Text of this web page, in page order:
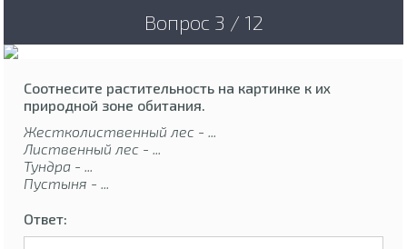
Вопрос 3 / 12
Соотнесите растительность на картинке к их
природной зоне обитания.
Жестколиственный лес - ...
Лиственный лес - ...
Тундра - ...
Пустыня - ...
Ответ: